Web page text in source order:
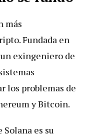
más
Fundada en
un exingeniero de
los problemas de
y Bitcoin.
es su